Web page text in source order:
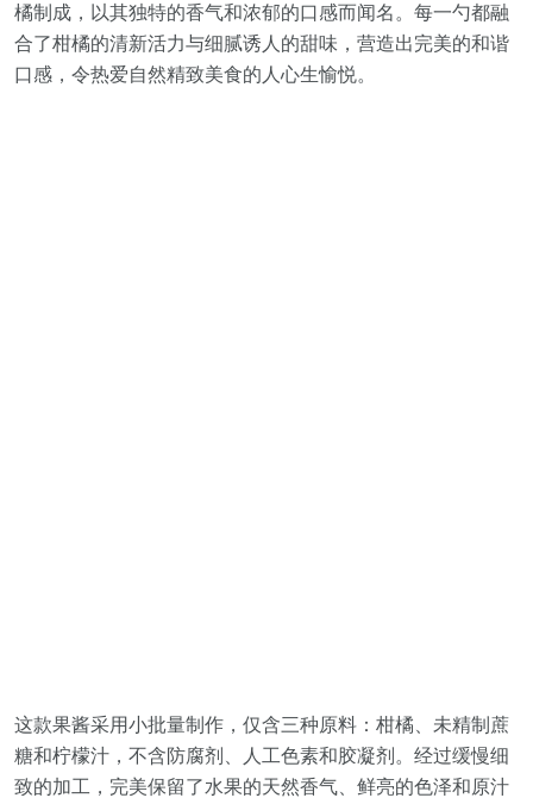
橘制成，以其独特的香气和浓郁的口感而闻名。每一勺都融
合了柑橘的清新活力与细腻诱人的甜味，营造出完美的和谐
口感，令热爱自然精致美食的人心生愉悦。
这款果酱采用小批量制作，仅含三种原料：柑橘、未精制蔗
糖和柠檬汁，不含防腐剂、人工色素和胶凝剂。经过缓慢细
致的加工，完美保留了水果的天然香气、鲜亮的色泽和原汁